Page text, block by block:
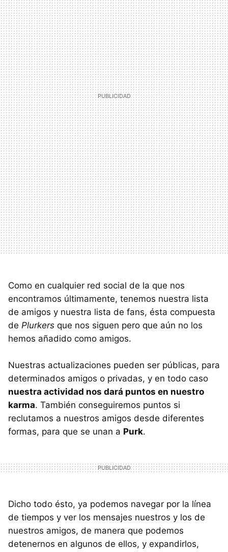
Como en cualquier red social de la que nos
encontramos últimamente, tenemos nuestra lista
de amigos y nuestra lista de fans, ésta compuesta
de Plurkers que nos siguen pero que aún no los
hemos añadido como amigos.
Nuestras actualizaciones pueden ser públicas, para
determinados amigos o privadas, y en todo caso
nuestra actividad nos dará puntos en nuestro
karma. También conseguiremos puntos si
reclutamos a nuestros amigos desde diferentes
formas, para que se unan a Purk.
Dicho todo ésto, ya podemos navegar por la línea
de tiempos y ver los mensajes nuestros y los de
nuestros amigos, de manera que podemos
detenernos en algunos de ellos, y expandirlos,